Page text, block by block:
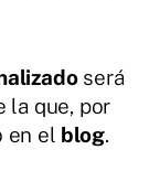
será
la que, por
en el blog.